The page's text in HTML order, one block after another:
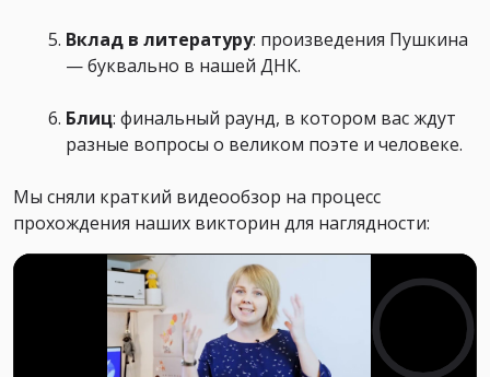
Вклад в литературу: произведения Пушкина
— буквально в нашей ДНК.
Блиц: финальный раунд, в котором вас ждут
разные вопросы о великом поэте и человеке.
Мы сняли краткий видеообзор на процесс
прохождения наших викторин для наглядности: